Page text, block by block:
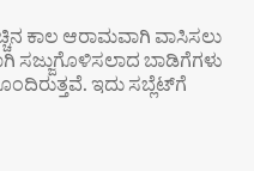
ಕಾಲ ಆರಾಮವಾಗಿ ವಾಸಿಸಲು
ಬಾಡಿಗೆಗಳು
ಇದು ಸಬ್ಲೆಟ್‌ಗೆ